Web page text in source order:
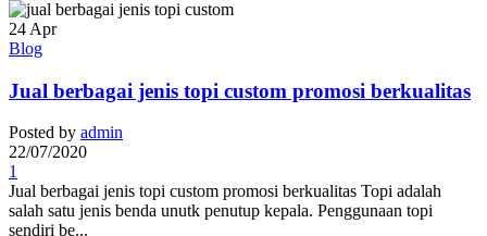
24 Apr
Blog
Jual berbagai jenis topi custom promosi berkualitas
Posted by admin
22/07/2020
1
Jual berbagai jenis topi custom promosi berkualitas Topi adalah
salah satu jenis benda unutk penutup kepala. Penggunaan topi
sendiri be...